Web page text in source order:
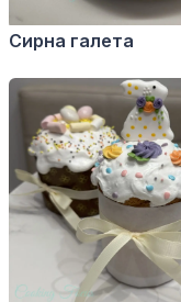
Сирна галета